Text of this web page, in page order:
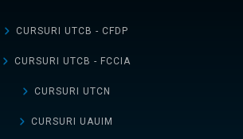
CURSURI UTCB - CFDP
CURSURI UTCB - FCCIA
CURSURI UTCN
CURSURI UAUIM